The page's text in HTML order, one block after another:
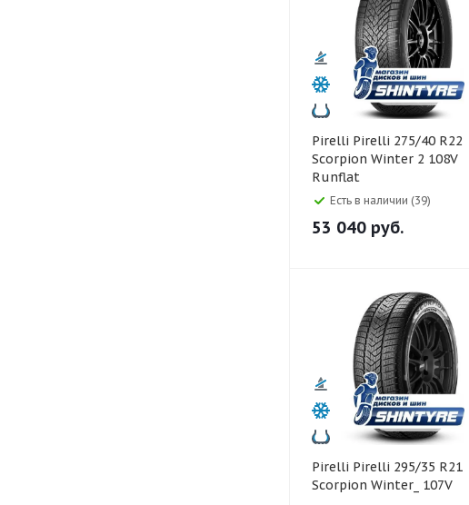
Pirelli Pirelli 275/40 R22
Scorpion Winter 2 108V
Runflat
Есть в наличии (39)
53 040 руб.
Pirelli Pirelli 295/35 R21
Scorpion Winter_ 107V